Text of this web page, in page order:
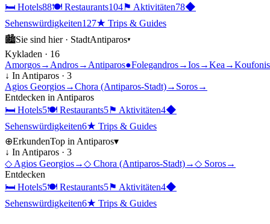
🛏 Hotels88🍽 Restaurants104⚑ Aktivitäten78◆
Sehenswürdigkeiten127★ Trips & Guides
🏙Sie sind hier · StadtAntiparos▾
Kykladen · 16
Amorgos→ Andros→ Antiparos●Folegandros→Ios→Kea →
↓ In Antiparos · 3
Agios Georgios→Chora (Antiparos-Stadt)→ Soros→
Entdecken in Antiparos
🛏 Hotels5🍽 Restaurants5⚑ Aktivitäten4◆
Sehenswürdigkeiten6★ Trips & Guides
⊕ErkundenTop in Antiparos▾
↓ In Antiparos · 3
◇ Agios Georgios→◇ Chora (Antiparos-Stadt)→◇ Soros→
Entdecken
🛏 Hotels5🍽 Restaurants5⚑ Aktivitäten4◆
Sehenswürdigkeiten6★ Trips & Guides